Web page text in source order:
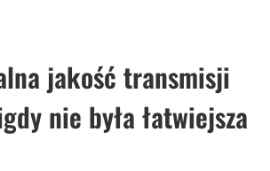
jakość transmisji
nie była łatwiejsza